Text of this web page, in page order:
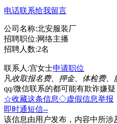
电话联系给我留言
公司名称:北安服装厂
招聘职位:网络主播
招聘人数:2名
联系人:宫女士申请职位
凡收取报名费、押金、体检费、
qq/微信联系的都可能有欺诈嫌疑
☆收藏这条信息◇虚假信息举报
即时通短信--
该信息由用户发布，内容中所涉